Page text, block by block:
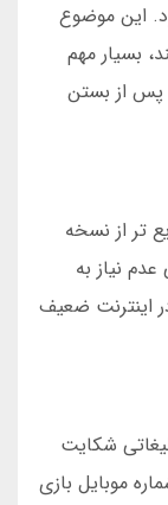
این موضوع
بسیار مهم
پس از بستن
پاسور 3 برابر سریع تر از نسخه
نیاز به
اینترنت ضعیف
شکایت
موبایل بازی